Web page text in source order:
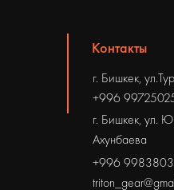
Контакты
г. Бишкек,
г. Бишкек, ул.
Ахунбаева
+996
+996